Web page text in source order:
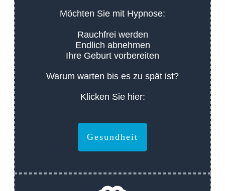
Möchten Sie mit Hypnose:
Rauchfrei werden
Endlich abnehmen
Ihre Geburt vorbereiten
Warum warten bis es zu spät ist?
Klicken Sie hier:
Gesundheit